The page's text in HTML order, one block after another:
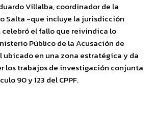
Villalba, coordinador de la
Salta -que incluye la jurisdicción
el fallo que reivindica lo
Público de la Acusación de
ubicado en una zona estratégica y da
los trabajos de investigación conjunta
90 y 123 del CPPF.